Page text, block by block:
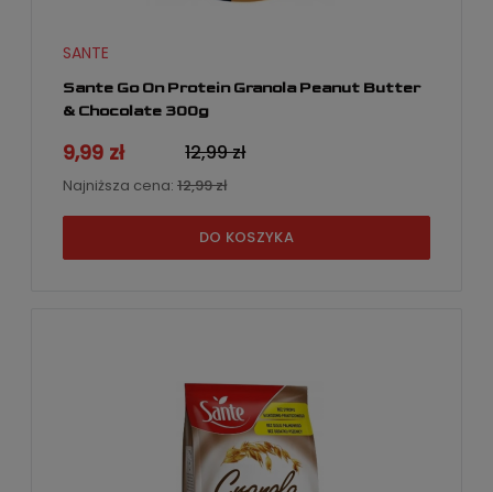
Sante Go On Protein Granola Peanut Butter
& Chocolate 300g
SANTE
9,99 zł 12,99 zł
Najniższa cena: 12,99 zł
DO KOSZYKA